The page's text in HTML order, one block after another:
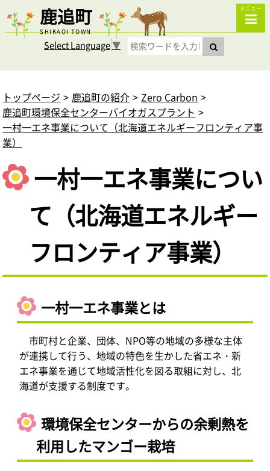
鹿追町
SHIKAOI TOWN
メニュー
Select Language▼
トップページ 鹿追町の紹介
Zero Carbon
鹿追町環境保全センターバイオガスプラント
一村一エネ事業について（北海道エネルギーフロンティア事
業）
一村一エネ事業につい
て（北海道エネルギー
フロンティア事業）
一村一エネ事業とは
市町村と企業、団体、NPO等の地域の多様な主体
が連携して行う、地域の特色を生かした省エネ・新
エネ事業を通じて地域活性化を図る取組に対し、北
海道が支援する制度です。
環境保全センターからの余剰熱を
利用したマンゴー栽培